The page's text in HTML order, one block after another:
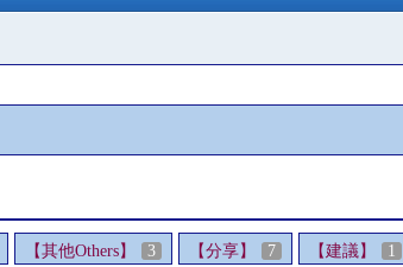
【其他Others】 3 【分享】 7 【建議】 1